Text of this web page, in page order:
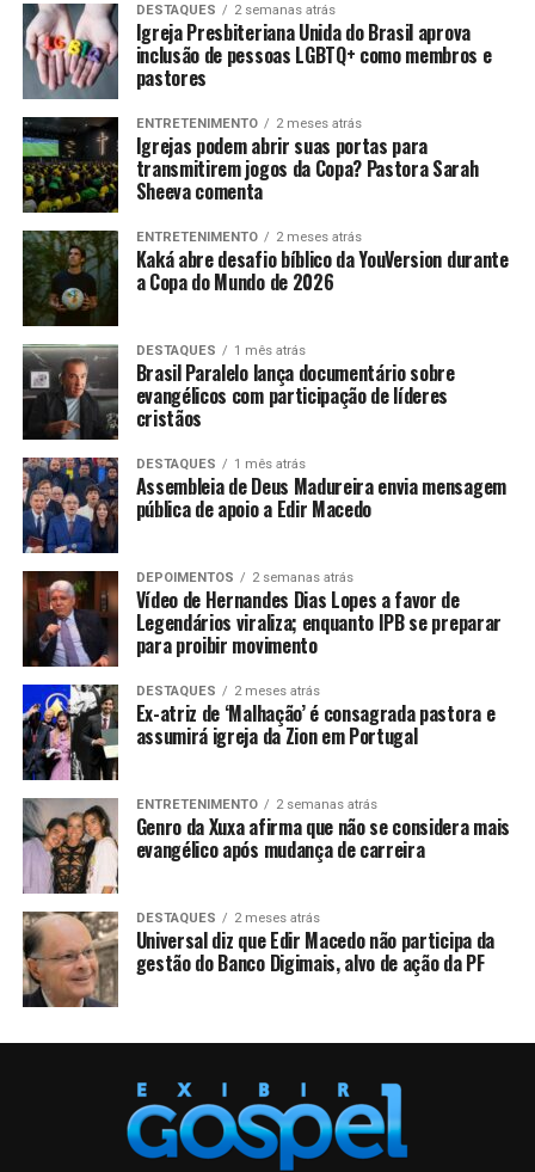
DESTAQUES 2 semanas atrás
Igreja Presbiteriana Unida do Brasil aprova
inclusão de pessoas LGBTQ+ como membros e
pastores
ENTRETENIMENTO 2 meses atrás
Igrejas podem abrir suas portas para
transmitirem jogos da Copa? Pastora Sarah
Sheeva comenta
ENTRETENIMENTO 2 meses atrás
Kaká abre desafio bíblico da YouVersion durante
a Copa do Mundo de 2026
DESTAQUES 1 mês atrás
Brasil Paralelo lança documentário sobre
evangélicos com participação de líderes
cristãos
DESTAQUES 1 mês atrás
Assembleia de Deus Madureira envia mensagem
pública de apoio a Edir Macedo
DEPOIMENTOS 2 semanas atrás
Vídeo de Hernandes Dias Lopes a favor de
Legendários viraliza; enquanto IPB se preparar
para proibir movimento
DESTAQUES 2 meses atrás
Ex-atriz de ‘Malhação’ é consagrada pastora e
assumirá igreja da Zion em Portugal
ENTRETENIMENTO 2 semanas atrás
Genro da Xuxa afirma que não se considera mais
evangélico após mudança de carreira
DESTAQUES 2 meses atrás
Universal diz que Edir Macedo não participa da
gestão do Banco Digimais, alvo de ação da PF